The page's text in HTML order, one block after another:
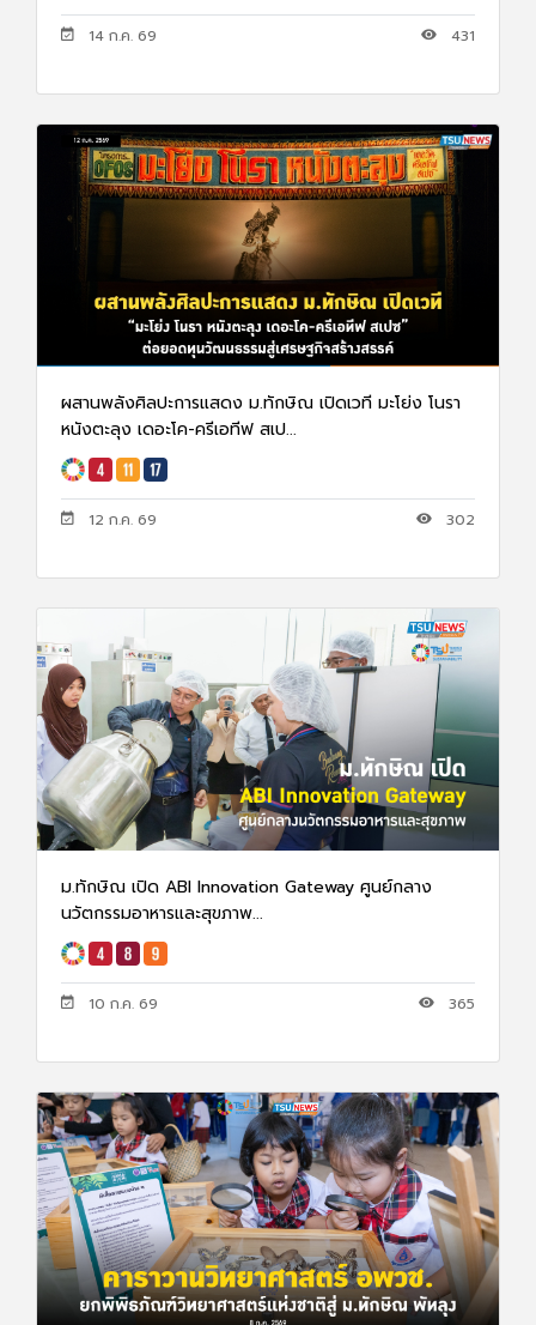
14 ก.ค. 69 431
ผสานพลังศิลปะการแสดง ม.ทักษิณ เปิดเวที มะโย่ง โนรา
หนังตะลุง เดอะโค-ครีเอทีฟ สเป...
12 ก.ค. 69 302
ม.ทักษิณ เปิด ABI Innovation Gateway ศูนย์กลาง
นวัตกรรมอาหารและสุขภาพ...
10 ก.ค. 69 365